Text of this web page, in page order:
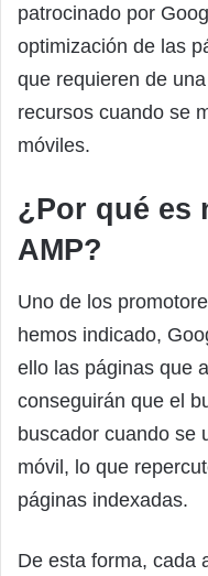
patrocinado por
optimización de las
que requieren de
recursos cuando se
móviles.
¿Por qué es
AMP?
Uno de los
hemos indicado,
ello las páginas que
conseguirán que el
buscador cuando se
móvil, lo que
páginas indexadas.
De esta forma, cada